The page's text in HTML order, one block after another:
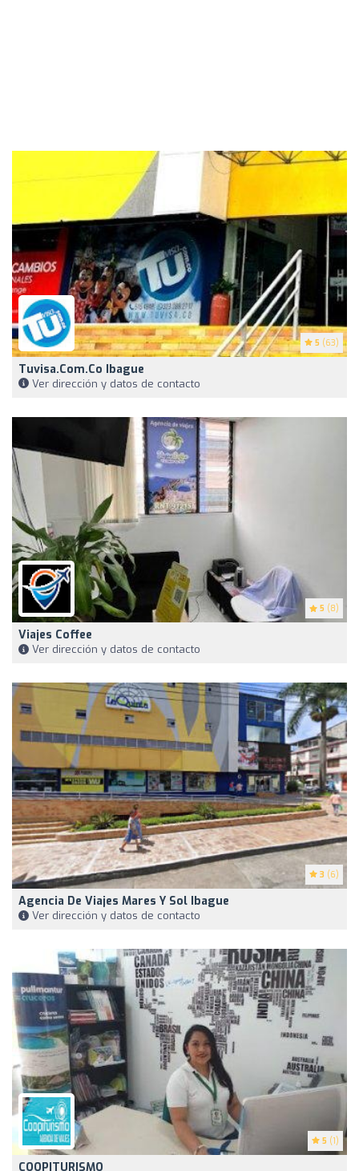
5 (63)
Tuvisa.com.co Ibague
Ver dirección y datos de contacto
5 (8)
Viajes Coffee
Ver dirección y datos de contacto
3 (6)
Agencia De Viajes Mares Y Sol Ibague
Ver dirección y datos de contacto
5 (1)
COOPITURISMO